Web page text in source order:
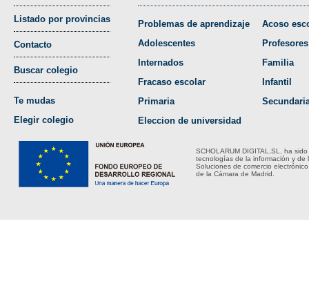
Listado por provincias
Contacto
Buscar colegio
Te mudas
Elegir colegio
Problemas de aprendizaje
Adolescentes
Internados
Fracaso escolar
Primaria
Eleccion de universidad
Acoso
Profesores
Familia
Infantil
SCHOLARUM DIGITAL,SL, ha
tecnologías de la información y de
Soluciones de comercio
de la Cámara de Madrid.